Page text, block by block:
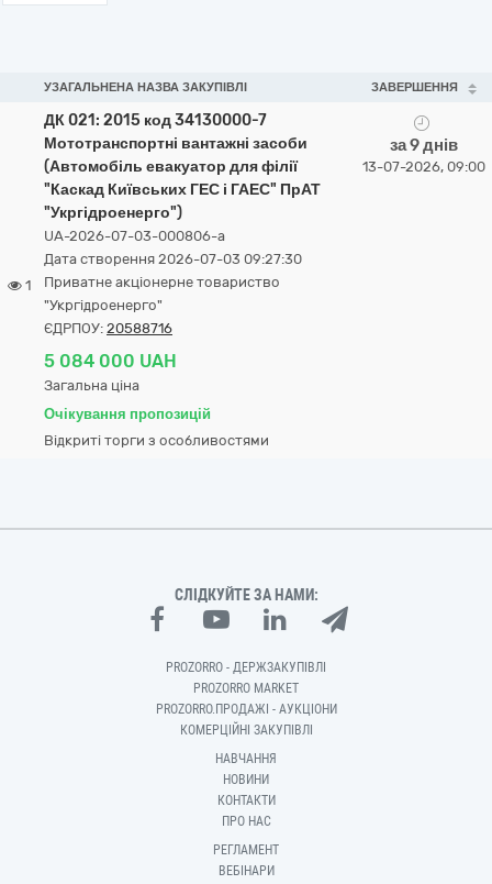
УЗАГАЛЬНЕНА НАЗВА ЗАКУПІВЛІ ЗАВЕРШЕННЯ
1
ДК 021: 2015 код 34130000-7
Мототранспортні вантажні засоби
(Автомобіль евакуатор для філії
"Каскад Київських ГЕС і ГАЕС" ПрАТ
"Укргідроенерго")
UA-2026-07-03-000806-a
Дата створення 2026-07-03 09:27:30
Приватне акціонерне товариство
"Укргідроенерго"
ЄДРПОУ: 20588716
5 084 000 UAH
Загальна ціна
Очікування пропозицій
Відкриті торги з особливостями
за 9 днів
13-07-2026, 09:00
СЛІДКУЙТЕ ЗА НАМИ:
PROZORRO - ДЕРЖЗАКУПІВЛІ
PROZORRO MARKET
PROZORRO.ПРОДАЖІ - АУКЦІОНИ
КОМЕРЦІЙНІ ЗАКУПІВЛІ
НАВЧАННЯ
НОВИНИ
КОНТАКТИ
ПРО НАС
РЕГЛАМЕНТ
ВЕБІНАРИ